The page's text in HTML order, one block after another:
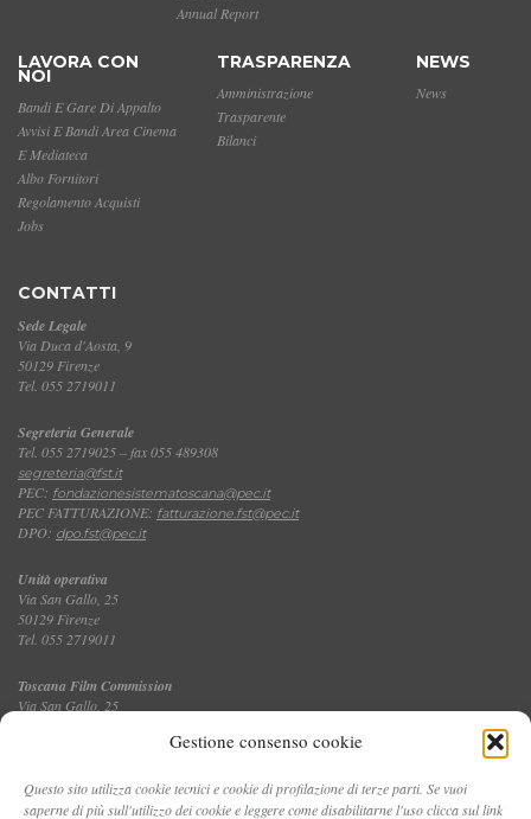
Gestione consenso cookie
Questo sito utilizza cookie tecnici e cookie di profilazione di terze parti. Se vuoi
saperne di più sull'utilizzo dei cookie e leggere come disabilitarne l'uso clicca sul link
Annual Report
LAVORA CON
NOI
Bandi E Gare Di Appalto
Avvisi E Bandi Area Cinema
E Mediateca
Albo Fornitori
Regolamento Acquisti
Jobs
TRASPARENZA
Amministrazione
Trasparente
Bilanci
NEWS
News
CONTATTI
Sede Legale
Via Duca d'Aosta, 9
50129 Firenze
Tel. 055 2719011
Segreteria Generale
Tel. 055 2719025 – fax 055 489308
segreteria@fst.it
PEC: fondazionesistematoscana@pec.it
PEC FATTURAZIONE: fatturazione.fst@pec.it
DPO: dpo.fst@pec.it
Unità operativa
Via San Gallo, 25
50129 Firenze
Tel. 055 2719011
Toscana Film Commission
Via San Gallo, 25